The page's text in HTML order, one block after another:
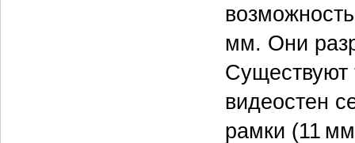
мм. Они
Существуют
видеостен
рамки (11